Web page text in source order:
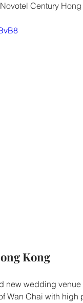
Century
Kong
new wedding
Wan Chai with